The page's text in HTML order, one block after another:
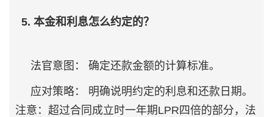
5. 本金和利息怎么约定的？
法官意图： 确定还款金额的计算标准。
应对策略： 明确说明约定的利息和还款日期。
注意：超过合同成立时一年期LPR四倍的部分，法